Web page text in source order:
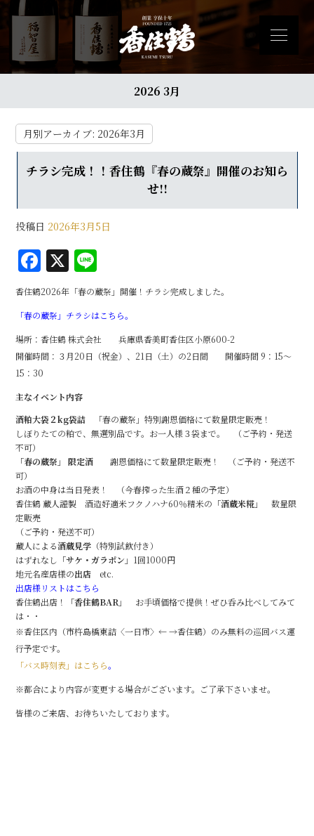
2026 3月
月別アーカイブ: 2026年3月
チラシ完成！！香住鶴『春の蔵祭』開催のお知ら
せ!!
投稿日 2026年3月5日
F
a
c
e
b
o
o
k
X
n
e
香住鶴2026年「春の蔵祭」開催！チラシ完成しました。
「春の蔵祭」チラシはこちら。
場所：香住鶴 株式会社 兵庫県香美町香住区小原600-2
開催時間：３月20日（祝金）、21日（土）の2日間 開催時間 9：15～
15：30
主なイベント内容
酒粕大袋２kg袋詰
「春の蔵祭」特別謝恩価格にて数量限定販売！
しぼりたての粕で、無選別品です。お一人様３袋まで。 （ご予約・発送
不可）
「春の蔵祭」 限定酒
謝恩価格にて数量限定販売！ （ご予約・発送不
可）
お酒の中身は当日発表！ （今春搾った生酒２種の予定）
香住鶴 蔵人謹製 酒造好適米フクノハナ60％精米の 「酒蔵米糀」数量限
定販売
（ご予約・発送不可）
蔵人による酒蔵見学 （特別試飲付き）
はずれなし 「サケ・ガラポン」 1回1000円
地元名産店様の出店 etc.
出店様リストはこちら
香住鶴出店！
「香住鶴BAR 」 お手頃価格で提供！ぜひ呑み比べしてみて
は・・
※香住区内（市杵島橋東詰〈一日市〉← →香住鶴）のみ無料の巡回バス運
行予定です。
「バス時刻表」はこちら。
※都合により内容が変更する場合がございます。ご了承下さいませ。
皆様のご来店、お待ちいたしております。